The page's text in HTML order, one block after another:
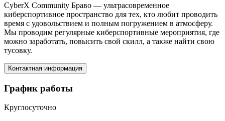
CyberX Community Браво — ультрасовременное
киберспортивное пространство для тех, кто любит проводить
время с удовольствием и полным погружением в атмосферу.
Мы проводим регулярные киберспортивные мероприятия, где
можно заработать, повысить свой скилл, а также найти свою
тусовку.
Контактная информация
График работы
Круглосуточно